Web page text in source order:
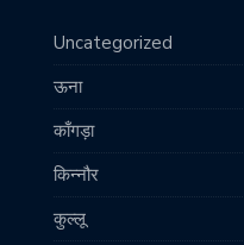
Uncategorized
ऊना
काँगड़ा
किन्नौर
कुल्लू